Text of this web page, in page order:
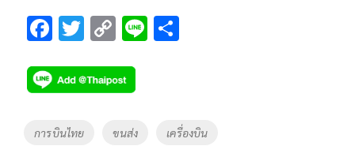
F
e
b
o
T
tt
er
C
p
y
Li
Li
Tags
การบินไทย ขนส่ง เครื่องบิน